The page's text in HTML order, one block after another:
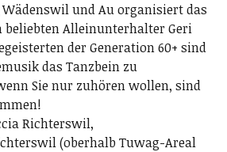
und Au organisiert das
beliebten Alleinunterhalter Geri
der Generation 60+ sind
das Tanzbein zu
Sie nur zuhören wollen, sind
Richterswil,
(oberhalb Tuwag-Areal